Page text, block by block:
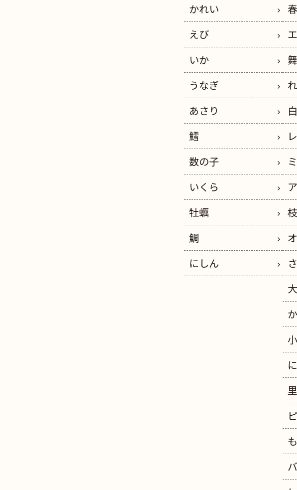
かれい
えび
いか
うなぎ
あさり
鱈
数の子
いくら
牡蠣
鯛
にしん